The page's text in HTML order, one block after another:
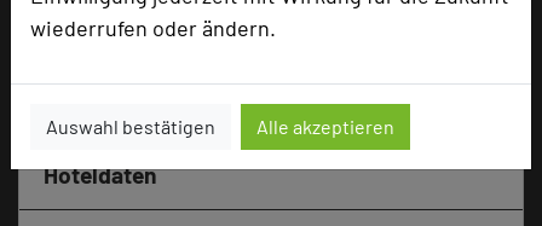
wiederrufen oder ändern.
Auswahl bestätigen Alle akzeptieren
Hotel bewerten
Hoteldaten